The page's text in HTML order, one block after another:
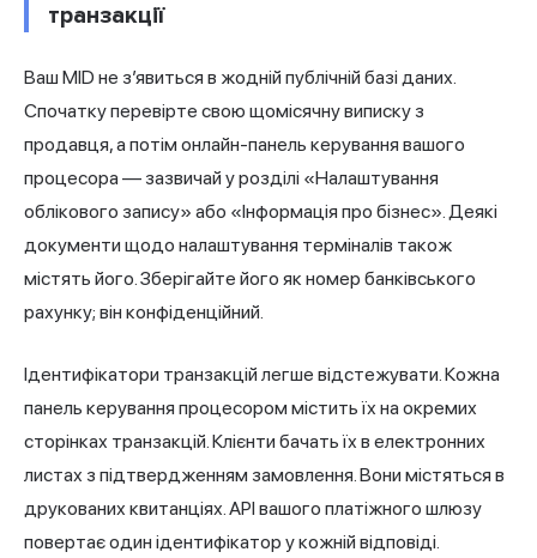
транзакції
Ваш MID не з’явиться в жодній публічній базі даних.
Спочатку перевірте свою щомісячну виписку з
продавця, а потім онлайн-панель керування вашого
процесора — зазвичай у розділі «Налаштування
облікового запису» або «Інформація про бізнес». Деякі
документи щодо налаштування терміналів також
містять його. Зберігайте його як номер банківського
рахунку; він конфіденційний.
Ідентифікатори транзакцій легше відстежувати. Кожна
панель керування процесором містить їх на окремих
сторінках транзакцій. Клієнти бачать їх в електронних
листах з підтвердженням замовлення. Вони містяться в
друкованих квитанціях. API вашого платіжного шлюзу
повертає один ідентифікатор у кожній відповіді.